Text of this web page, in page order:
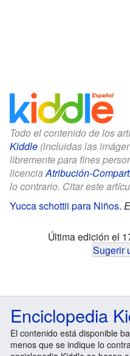
Todo el contenido de los
Kiddle (incluidas las
libremente para fines
licenciaAtribución-
lo contrario. Citar este
Yucca schottii para Niños.
Última edición el
Sugerir
Enciclopedia
El contenido está disponible
menos que se indique lo